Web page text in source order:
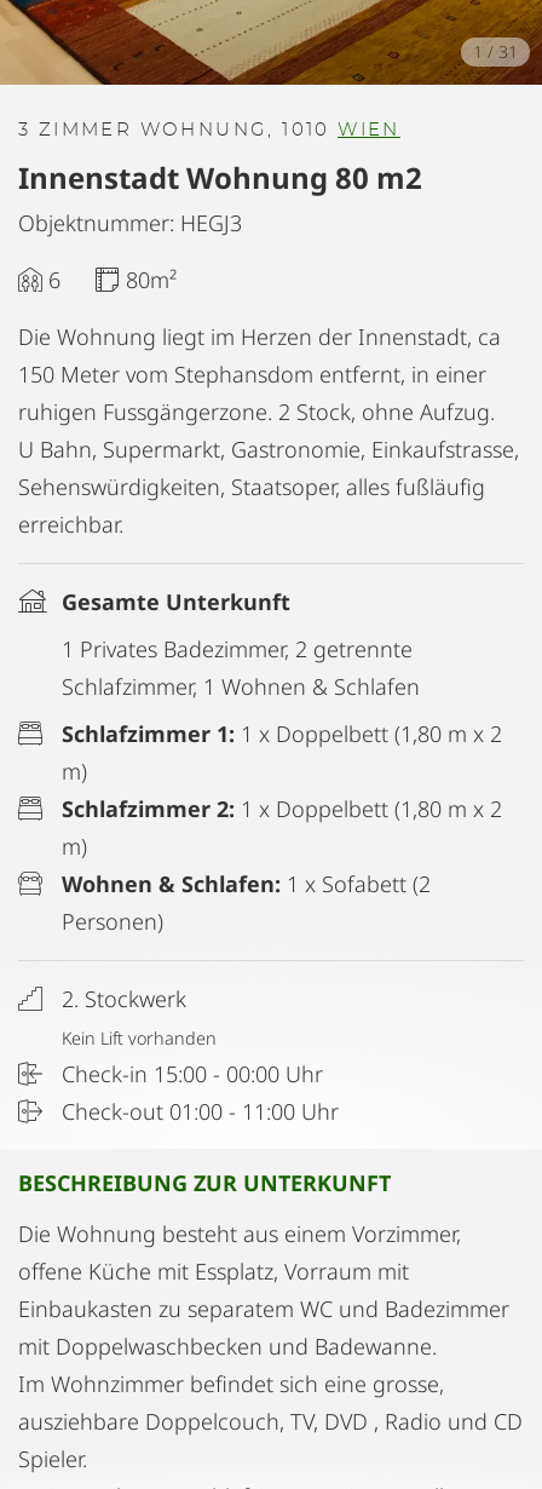
1 / 31
3 ZIMMER WOHNUNG, 1010 WIEN
Innenstadt Wohnung 80 m2
Objektnummer: HEGJ3
6
80m²
Die Wohnung liegt im Herzen der Innenstadt, ca
150 Meter vom Stephansdom entfernt, in einer
ruhigen Fussgängerzone. 2 Stock, ohne Aufzug.
U Bahn, Supermarkt, Gastronomie, Einkaufstrasse,
Sehenswürdigkeiten, Staatsoper, alles fußläufig
erreichbar.
Gesamte Unterkunft
1 Privates Badezimmer, 2 getrennte
Schlafzimmer, 1 Wohnen & Schlafen
Schlafzimmer 1: 1 x Doppelbett (1,80 m x 2
m)
Schlafzimmer 2: 1 x Doppelbett (1,80 m x 2
m)
Wohnen & Schlafen: 1 x Sofabett (2
Personen)
2. Stockwerk
Kein Lift vorhanden
Check-in 15:00 - 00:00 Uhr
Check-out 01:00 - 11:00 Uhr
BESCHREIBUNG ZUR UNTERKUNFT
Die Wohnung besteht aus einem Vorzimmer,
offene Küche mit Essplatz, Vorraum mit
Einbaukasten zu separatem WC und Badezimmer
mit Doppelwaschbecken und Badewanne.
Im Wohnzimmer befindet sich eine grosse,
ausziehbare Doppelcouch, TV, DVD , Radio und CD
Spieler.